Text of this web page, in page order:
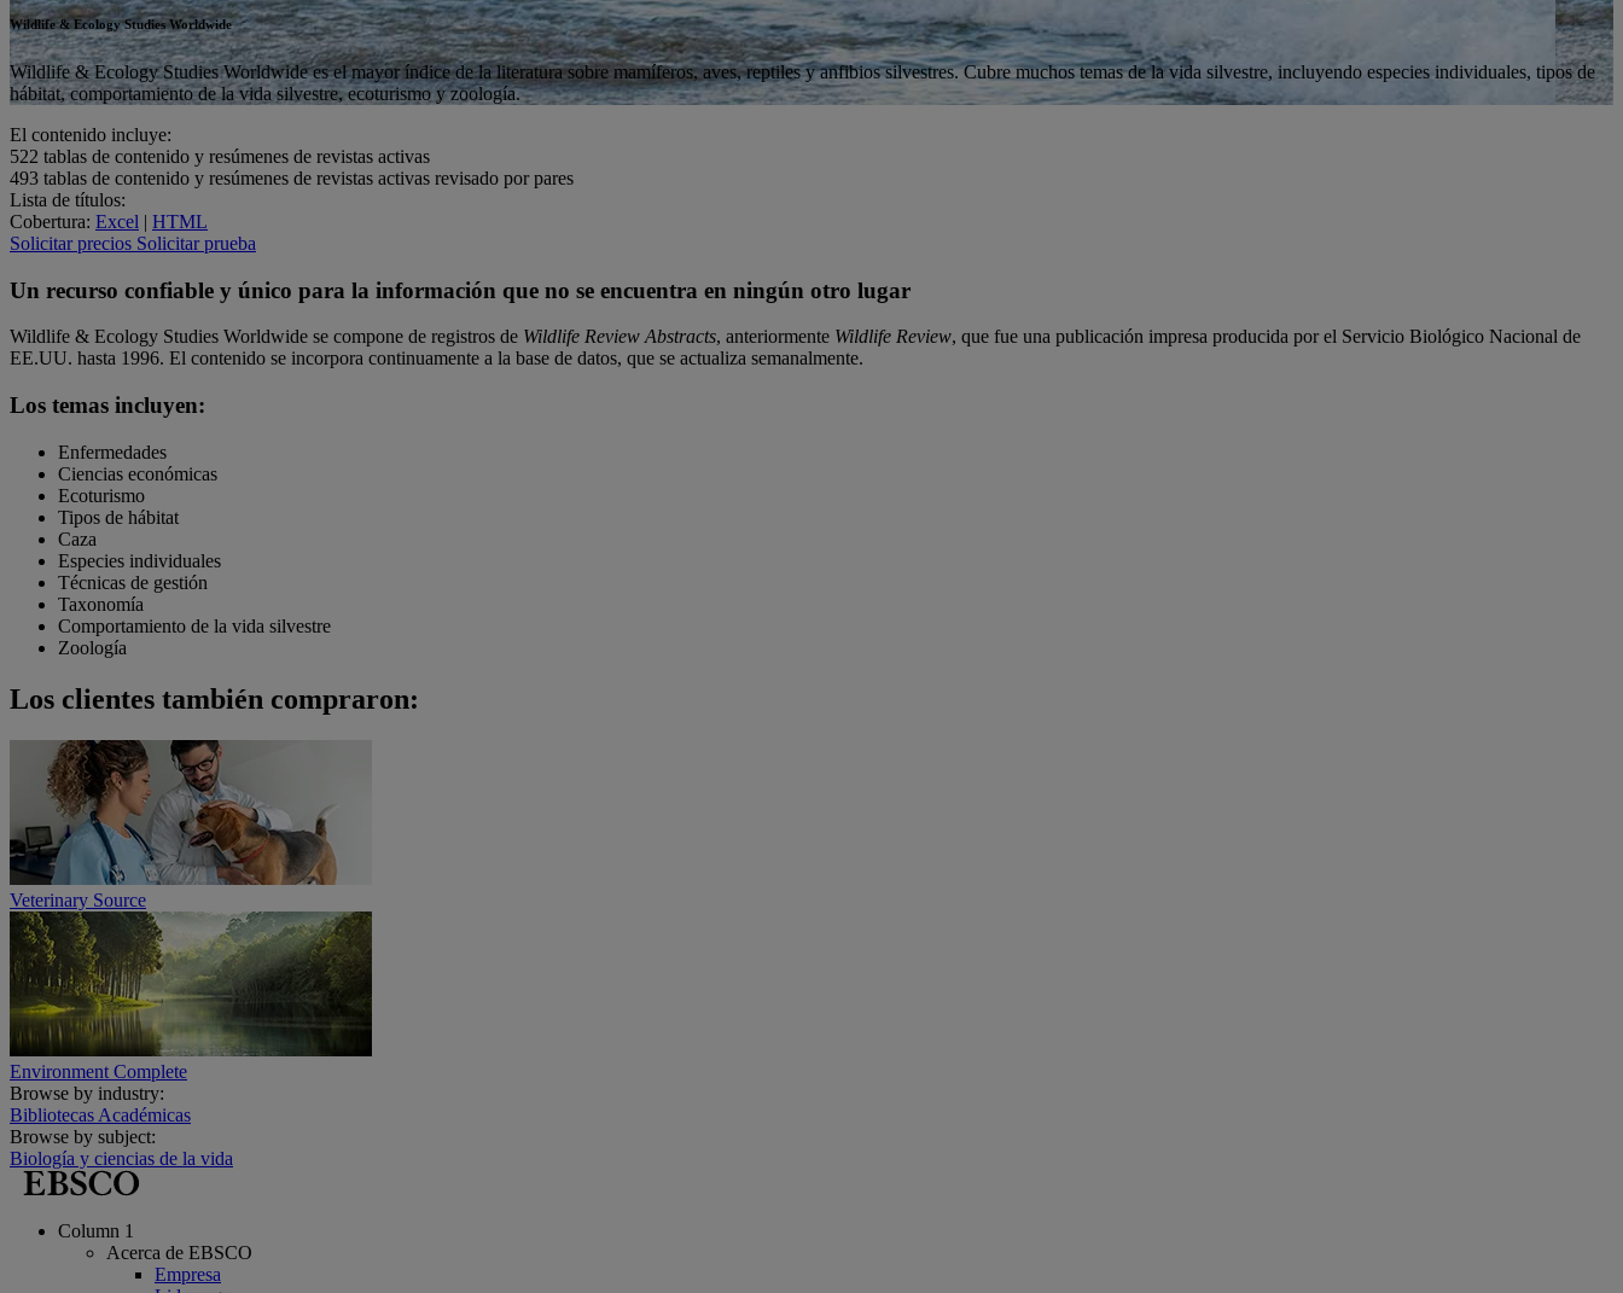
Wildlife & Ecology Studies Worldwide
Wildlife & Ecology Studies Worldwide es el mayor índice de la literatura sobre mamíferos, aves, reptiles y anfibios silvestres. Cubre muchos temas de la vida silvestre, incluyendo especies individuales, tipos de
hábitat, comportamiento de la vida silvestre, ecoturismo y zoología.
El contenido incluye:
522 tablas de contenido y resúmenes de revistas activas
493 tablas de contenido y resúmenes de revistas activas revisado por pares
Lista de títulos:
Cobertura: Excel | HTML
Solicitar precios Solicitar prueba
Un recurso confiable y único para la información que no se encuentra en ningún otro lugar
Wildlife & Ecology Studies Worldwide se compone de registros de Wildlife Review Abstracts, anteriormente Wildlife Review, que fue una publicación impresa producida por el Servicio Biológico Nacional de
EE.UU. hasta 1996. El contenido se incorpora continuamente a la base de datos, que se actualiza semanalmente.
Los temas incluyen:
Enfermedades
Ciencias económicas
Ecoturismo
Tipos de hábitat
Caza
Especies individuales
Técnicas de gestión
Taxonomía
Comportamiento de la vida silvestre
Zoología
Los clientes también compraron:
Veterinary Source
Environment Complete
Browse by industry:
Bibliotecas Académicas
Browse by subject:
Biología y ciencias de la vida
Column 1
Acerca de EBSCO
Empresa